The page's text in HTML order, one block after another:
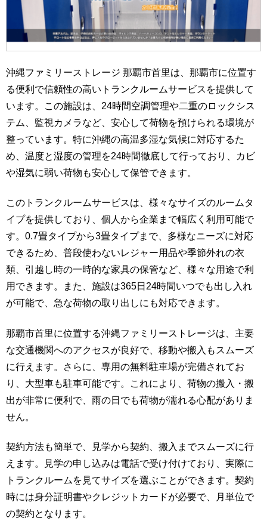
沖縄ファミリーストレージ 那覇市首里は、那覇市に位置す
る便利で信頼性の高いトランクルームサービスを提供して
います。この施設は、24時間空調管理や二重のロックシス
テム、監視カメラなど、安心して荷物を預けられる環境が
整っています。特に沖縄の高温多湿な気候に対応するた
め、温度と湿度の管理を24時間徹底して行っており、カビ
や湿気に弱い荷物も安心して保管できます。
このトランクルームサービスは、様々なサイズのルームタ
イプを提供しており、個人から企業まで幅広く利用可能で
す。0.7畳タイプから3畳タイプまで、多様なニーズに対応
できるため、普段使わないレジャー用品や季節外れの衣
類、引越し時の一時的な家具の保管など、様々な用途で利
用できます。また、施設は365日24時間いつでも出し入れ
が可能で、急な荷物の取り出しにも対応できます。
那覇市首里に位置する沖縄ファミリーストレージは、主要
な交通機関へのアクセスが良好で、移動や搬入もスムーズ
に行えます。さらに、専用の無料駐車場が完備されてお
り、大型車も駐車可能です。これにより、荷物の搬入・搬
出が非常に便利で、雨の日でも荷物が濡れる心配がありま
せん。
契約方法も簡単で、見学から契約、搬入までスムーズに行
えます。見学の申し込みは電話で受け付けており、実際に
トランクルームを見てサイズを選ぶことができます。契約
時には身分証明書やクレジットカードが必要で、月単位で
の契約となります。